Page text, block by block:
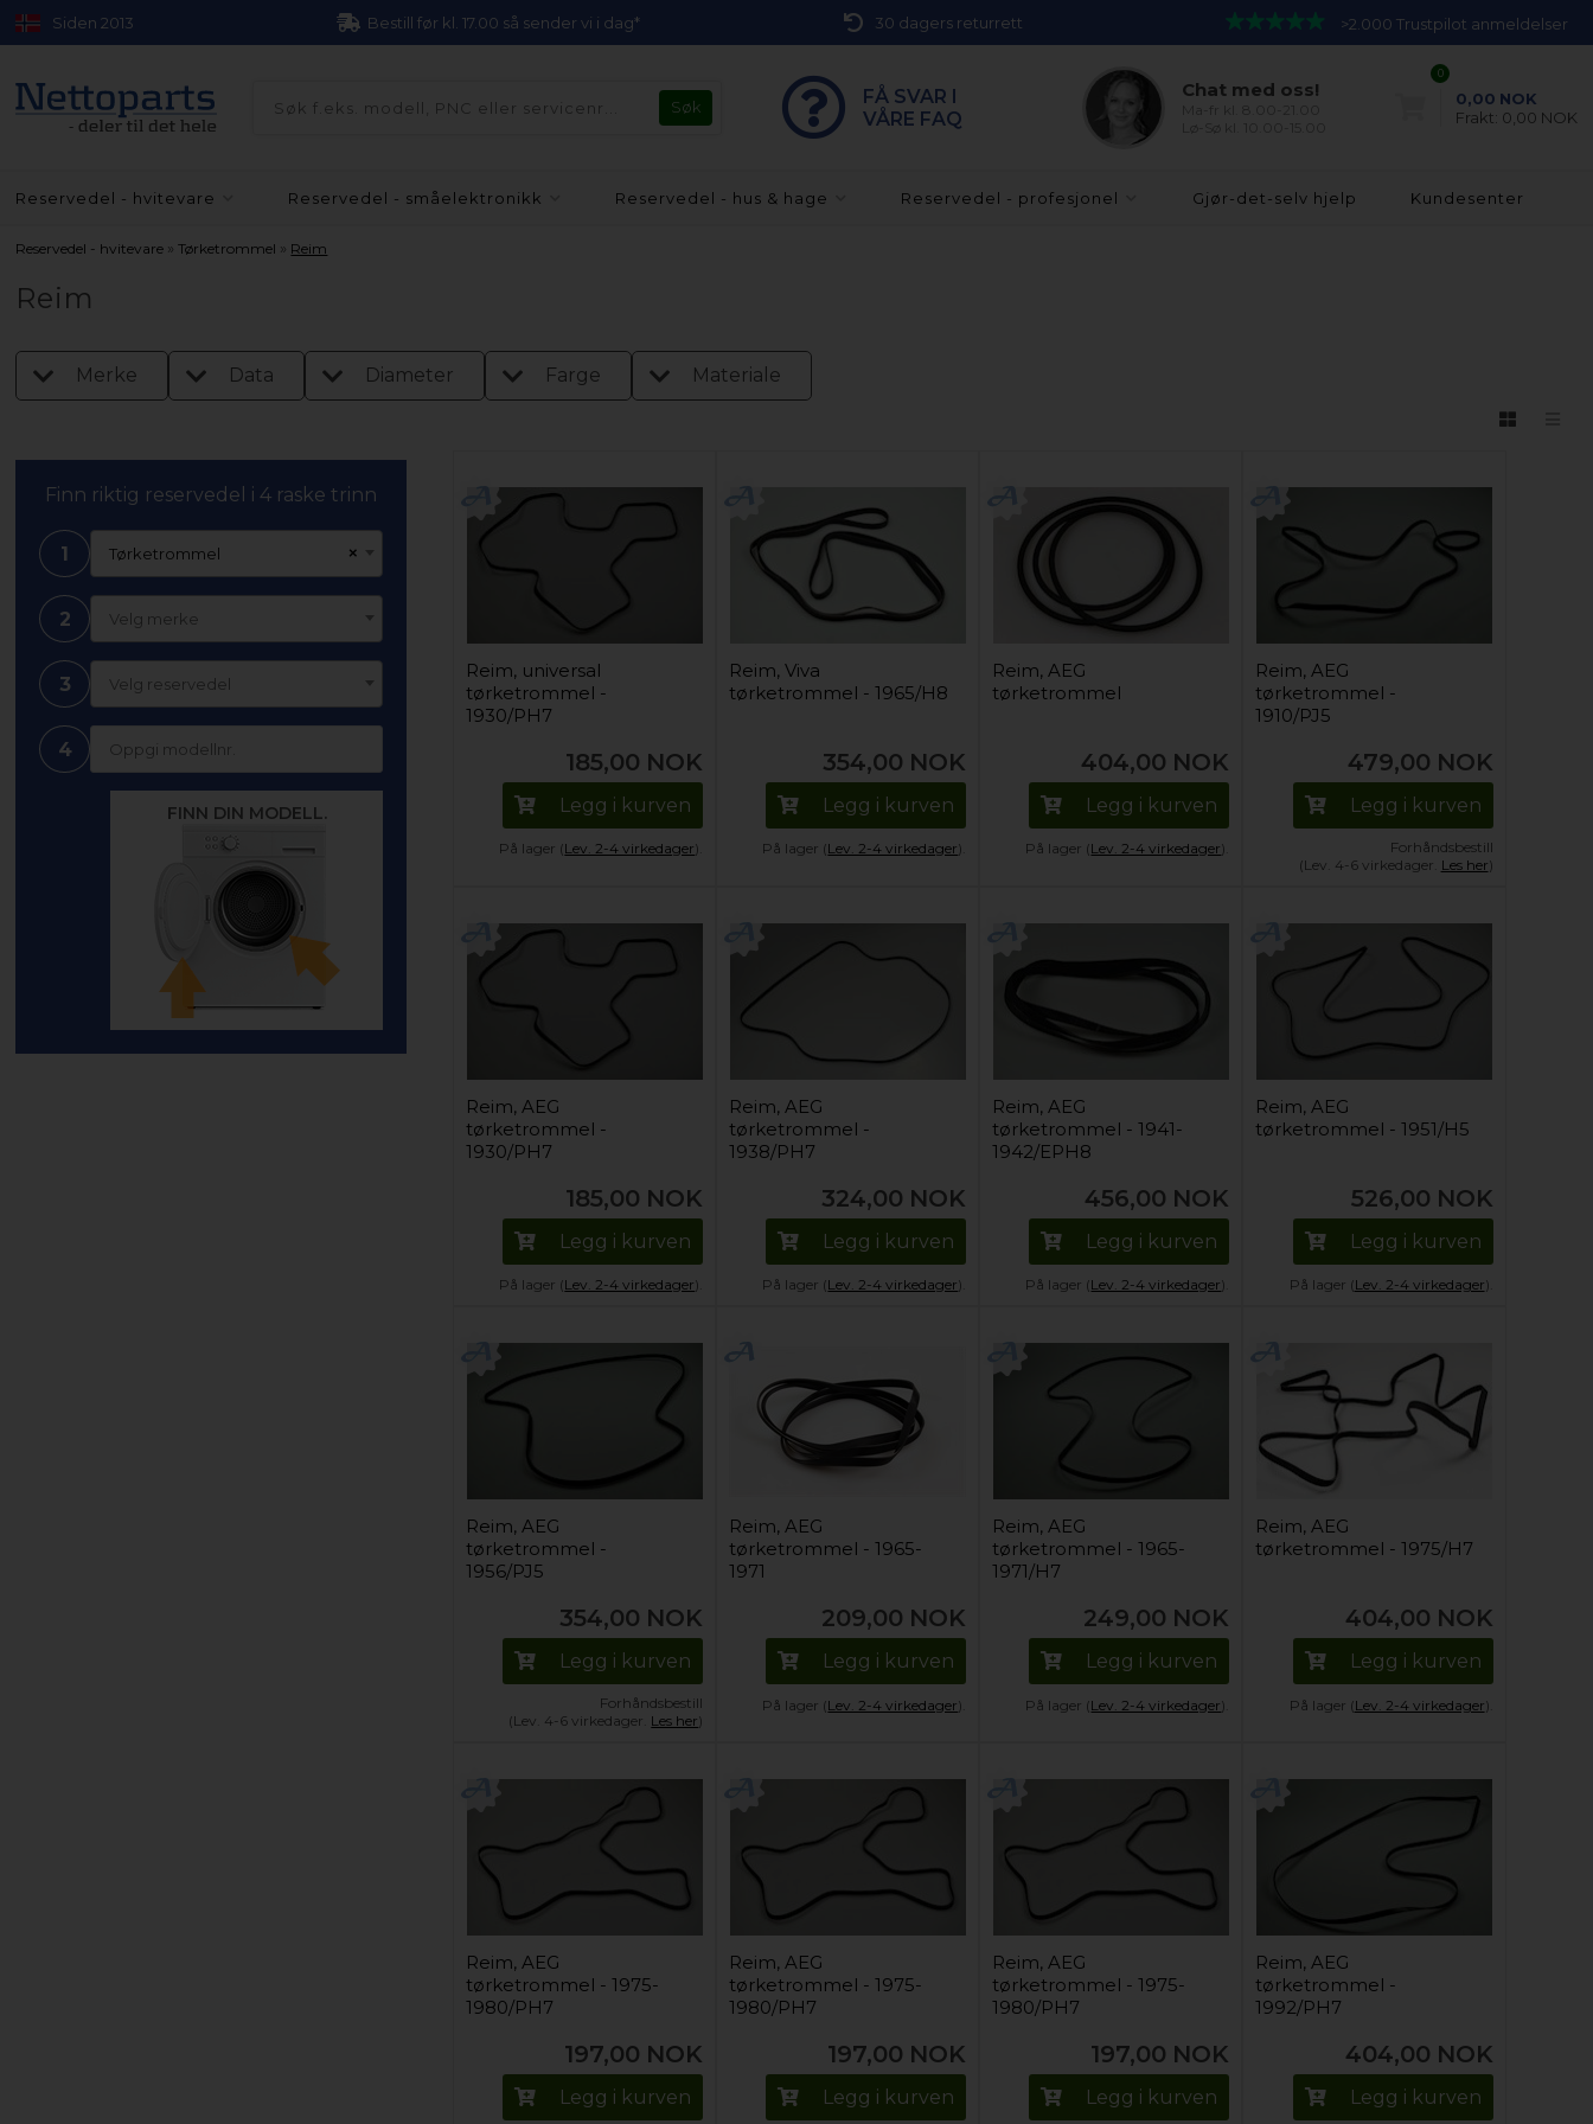
Siden 2013 Bestill før kl. 17.00 så sender vi i dag* 30 dagers returrett >2.000 Trustpilot anmeldelser
FÅ SVAR I
VÅRE FAQ
Chat med oss!
0
0,00 NOK
Frakt: 0,00 NOK
Reservedel - hvitevare Reservedel - småelektronikk Reservedel - hus & hage Reservedel - profesjonel Gjør-det-selv hjelp Kundesenter
Reservedel - hvitevare »Tørketrommel » Reim
Reim
Merke Data Diameter Farge Materiale
Finn riktig reservedel i 4 raske trinn
1 ×
Tørketrommel
2 Velg merke
3 Velg reservedel
4
FINN DIN MODELL.
Reim, universal
tørketrommel -
1930/PH7
185,00 NOK
Legg i kurven
På lager (Lev. 2-4 virkedager).
Reim, Viva
tørketrommel - 1965/H8
354,00 NOK
Legg i kurven
På lager (Lev. 2-4 virkedager).
Reim, AEG
tørketrommel
404,00 NOK
Legg i kurven
På lager (Lev. 2-4 virkedager).
Reim, AEG
tørketrommel -
1910/PJ5
479,00 NOK
Legg i kurven
Forhåndsbestill
(Lev. 4-6 virkedager. Les her)
Reim, AEG
tørketrommel -
1930/PH7
185,00 NOK
Legg i kurven
På lager (Lev. 2-4 virkedager).
Reim, AEG
tørketrommel -
1938/PH7
324,00 NOK
Legg i kurven
På lager (Lev. 2-4 virkedager).
Reim, AEG
tørketrommel - 1941-
1942/EPH8
456,00 NOK
Legg i kurven
På lager (Lev. 2-4 virkedager).
Reim, AEG
tørketrommel - 1951/H5
526,00 NOK
Legg i kurven
På lager (Lev. 2-4 virkedager).
Reim, AEG
tørketrommel -
1956/PJ5
354,00 NOK
Legg i kurven
Forhåndsbestill
(Lev. 4-6 virkedager. Les her)
Reim, AEG
tørketrommel - 1965-
1971
209,00 NOK
Legg i kurven
På lager (Lev. 2-4 virkedager).
Reim, AEG
tørketrommel - 1965-
1971/H7
249,00 NOK
Legg i kurven
På lager (Lev. 2-4 virkedager).
Reim, AEG
tørketrommel - 1975/H7
404,00 NOK
Legg i kurven
På lager (Lev. 2-4 virkedager).
Reim, AEG
tørketrommel - 1975-
1980/PH7
197,00 NOK
Legg i kurven
Reim, AEG
tørketrommel - 1975-
1980/PH7
197,00 NOK
Legg i kurven
Reim, AEG
tørketrommel - 1975-
1980/PH7
197,00 NOK
Legg i kurven
Reim, AEG
tørketrommel -
1992/PH7
404,00 NOK
Legg i kurven